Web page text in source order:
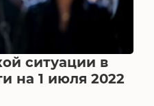
ситуации в
на 1 июля 2022